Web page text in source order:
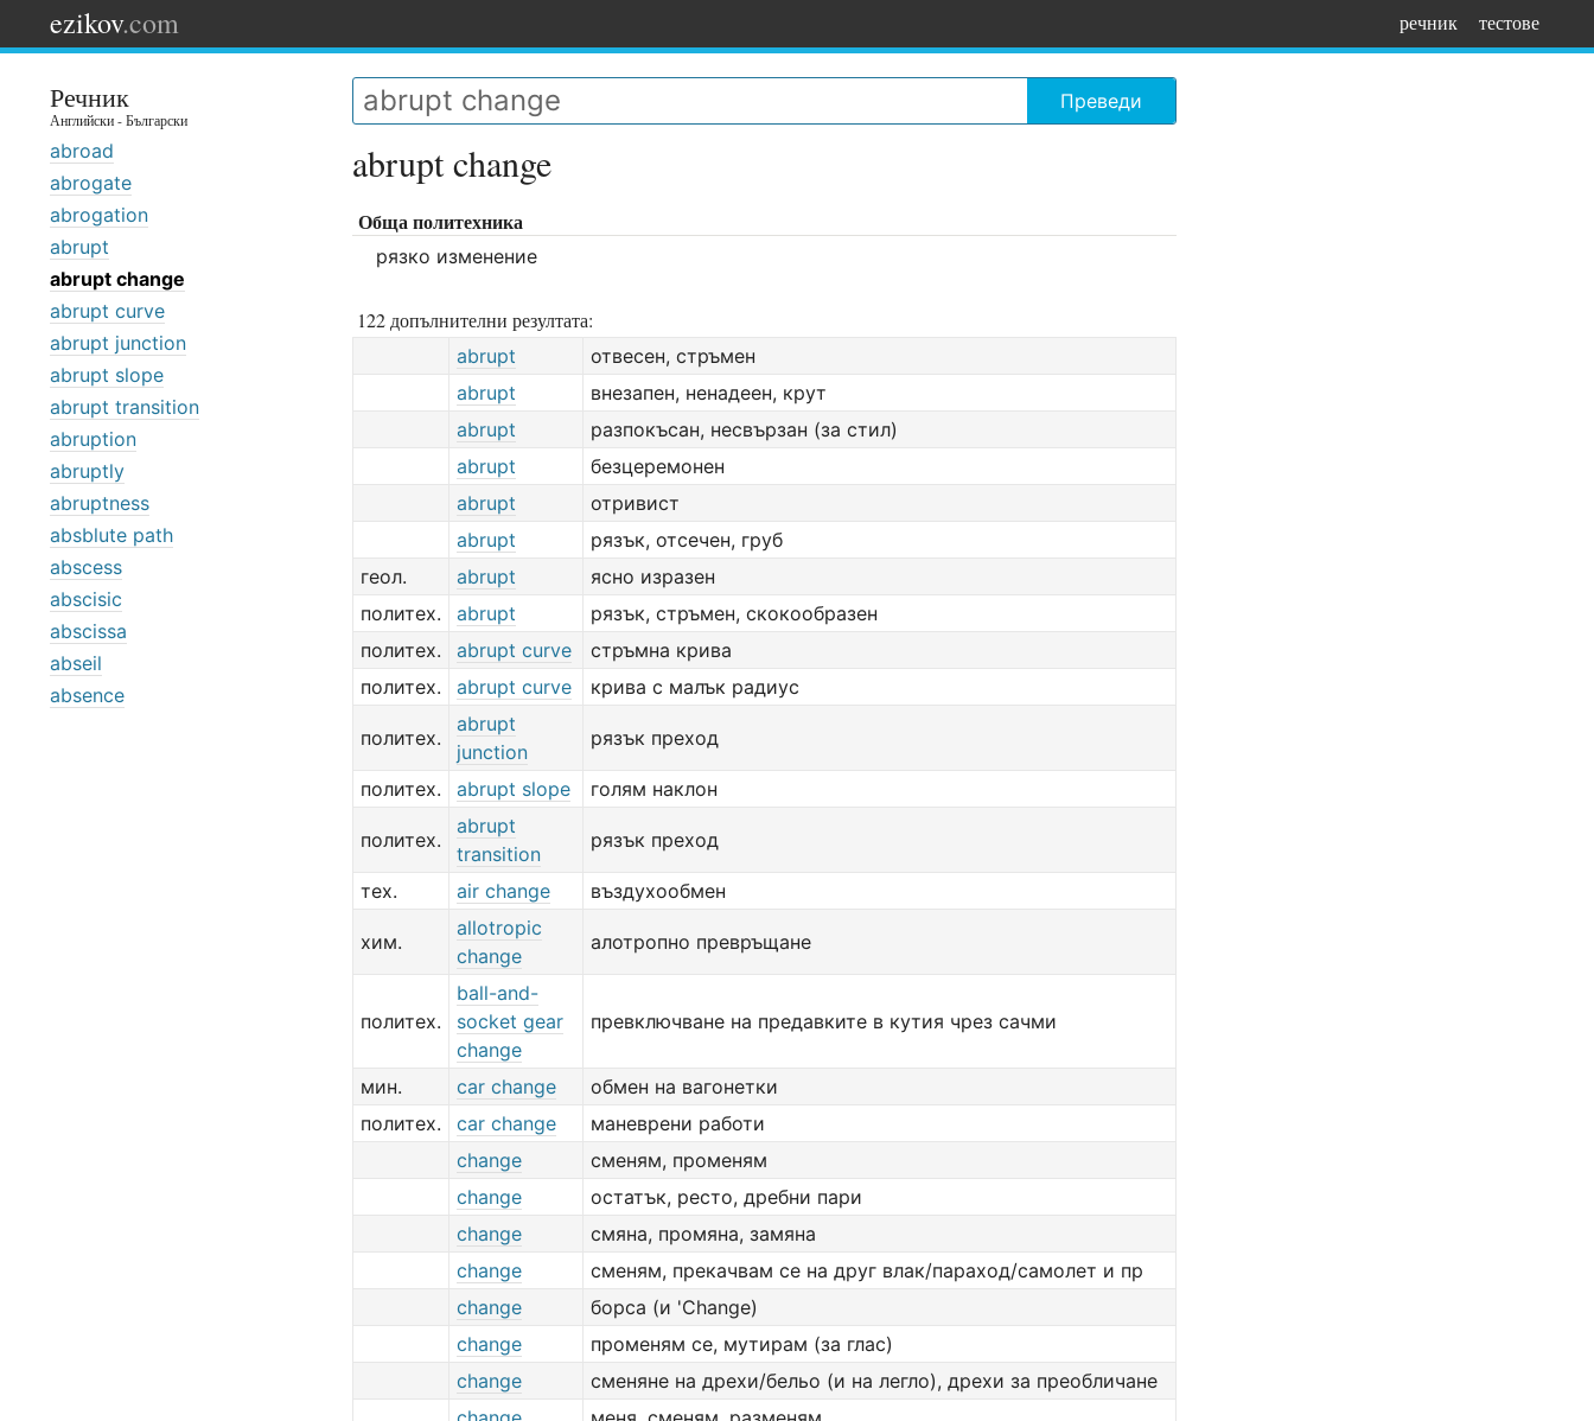
ezikov.com речник тестове
Речник
Английски - Български
abroad
abrogate
abrogation
abrupt
abrupt change
abrupt curve
abrupt junction
abrupt slope
abrupt transition
abruption
abruptly
abruptness
absblute path
abscess
abscisic
abscissa
abseil
absence
Преведи
abrupt change
Обща политехника
рязко изменение
122 допълнителни резултата:
abrupt
отвесен, стръмен
abrupt
внезапен, ненадеен, крут
abrupt
разпокъсан, несвързан (за стил)
abrupt
безцеремонен
abrupt
отривист
abrupt
рязък, отсечен, груб
геол.
abrupt
ясно изразен
политех.
abrupt
рязък, стръмен, скокообразен
политех.
abrupt curve
стръмна крива
политех.
abrupt curve крива с малък радиус
политех.
abrupt
junction
рязък преход
политех. abrupt slope голям наклон
политех.
abrupt
transition
рязък преход
тех. air change въздухообмен
хим.
allotropic
change
алотропно превръщане
политех.
ball-and-
socket gear
change
превключване на предавките в кутия чрез сачми
мин. car change
обмен на вагонетки
политех.
car change
маневрени работи
change
сменям, променям
change
остатък, ресто, дребни пари
change
смяна, промяна, замяна
change
сменям, прекачвам се на друг влак/параход/самолет и пр
change
борса (и 'Change)
change
променям се, мутирам (за глас)
change
сменяне на дрехи/бельо (и на легло), дрехи за преобличане